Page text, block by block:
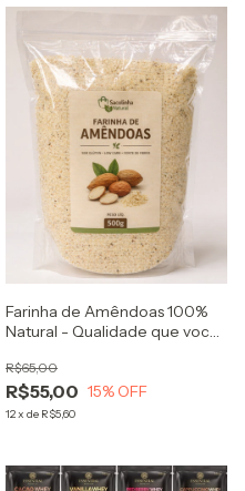
Farinha de Amêndoas 100%
Natural - Qualidade que você
R$55,00
R$65,00
15% OFF
12x de R$5,60